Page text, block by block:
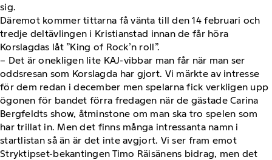
sig.
Däremot kommer tittarna få vänta till den 14 februari och
tredje deltävlingen i Kristianstad innan de får höra
Korslagdas låt ”King of Rock’n roll”.
– Det är onekligen lite KAJ-vibbar man får när man ser
oddsresan som Korslagda har gjort. Vi märkte av intresse
för dem redan i december men spelarna fick verkligen upp
ögonen för bandet förra fredagen när de gästade Carina
Bergfeldts show, åtminstone om man ska tro spelen som
har trillat in. Men det finns många intressanta namn i
startlistan så än är det inte avgjort. Vi ser fram emot
Stryktipset-bekantingen Timo Räisänens bidrag, men det